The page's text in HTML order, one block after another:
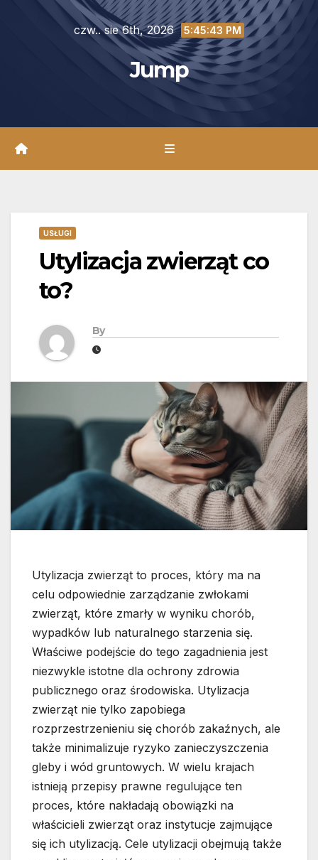
czw.. sie 6th, 2026 5:45:45 PM
Jump
USŁUGI
Utylizacja zwierząt co
to?
By
Utylizacja zwierząt to proces, który ma na
celu odpowiednie zarządzanie zwłokami
zwierząt, które zmarły w wyniku chorób,
wypadków lub naturalnego starzenia się.
Właściwe podejście do tego zagadnienia jest
niezwykle istotne dla ochrony zdrowia
publicznego oraz środowiska. Utylizacja
zwierząt nie tylko zapobiega
rozprzestrzenieniu się chorób zakaźnych, ale
także minimalizuje ryzyko zanieczyszczenia
gleby i wód gruntowych. W wielu krajach
istnieją przepisy prawne regulujące ten
proces, które nakładają obowiązki na
właścicieli zwierząt oraz instytucje zajmujące
się ich utylizacją. Cele utylizacji obejmują także